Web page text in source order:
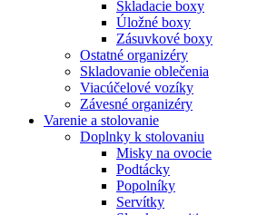
Skladacie boxy
Úložné boxy
Zásuvkové boxy
Ostatné organizéry
Skladovanie oblečenia
Viacúčelové vozíky
Závesné organizéry
Varenie a stolovanie
Doplnky k stolovaniu
Misky na ovocie
Podtácky
Popolníky
Servítky